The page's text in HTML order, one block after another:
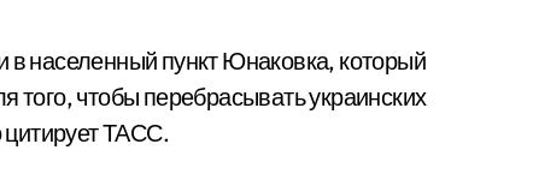
населенный пункт Юнаковка, который
чтобы перебрасывать украинских
цитирует ТАСС.